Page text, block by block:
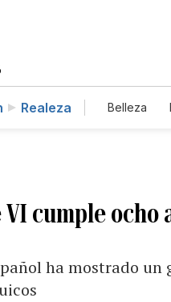
Realeza Belleza
cumple ocho
ha mostrado